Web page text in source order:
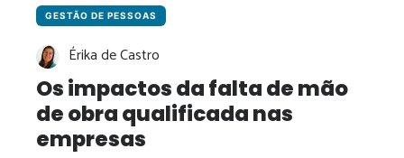
GESTÃO DE PESSOAS
Érika de Castro
Os impactos da falta de mão
de obra qualificada nas
empresas